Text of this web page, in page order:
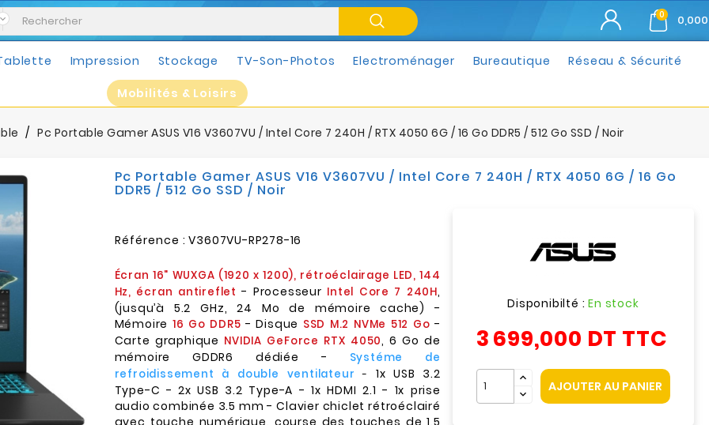
0
Impression Stockage TV-Son-Photos Electroménager Bureautique Réseau & Sécurité
Mobilités & Loisirs
Pc Portable Gamer ASUS V16 V3607VU / Intel Core 7 240H / RTX 4050 6G / 16 Go DDR5 / 512 Go SSD / Noir
Pc Portable Gamer ASUS V16 V3607VU / Intel Core 7 240H / RTX 4050 6G / 16 Go
DDR5 / 512 Go SSD / Noir
Référence : V3607VU-RP278-16
Écran 16" WUXGA (1920 x 1200), rétroéclairage LED, 144
Hz, écran antireflet - Processeur Intel Core 7 240H,
(jusqu’à 5.2 GHz, 24 Mo de mémoire cache) -
Mémoire 16 Go DDR5 - Disque SSD M.2 NVMe 512 Go -
Carte graphique NVIDIA GeForce RTX 4050, 6 Go de
mémoire GDDR6 dédiée -
Systéme de
refroidissement à double ventilateur - 1x USB 3.2
Type-C - 2x USB 3.2 Type-A - 1x HDMI 2.1 - 1x prise
audio combinée 3.5 mm - Clavier chiclet rétroéclairé
avec touche numérique, course des touches de 1,5
Disponibilté :En stock
3 699,000 DT TTC
AJOUTER AU PANIER